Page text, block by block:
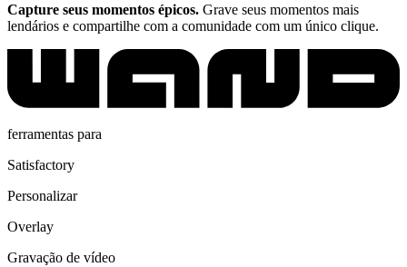
Capture seus momentos épicos. Grave seus momentos mais
lendários e compartilhe com a comunidade com um único clique.
ferramentas para
Satisfactory
Personalizar
Overlay
Gravação de vídeo